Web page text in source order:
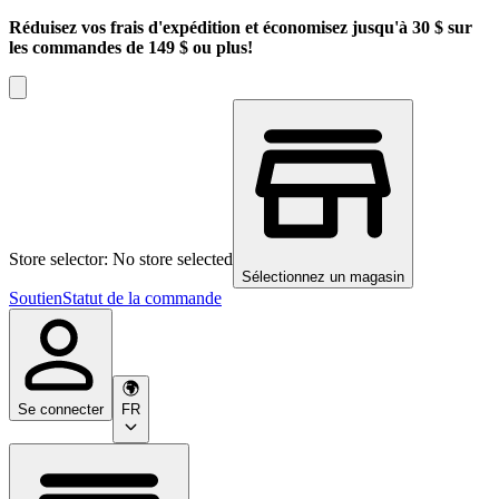
Réduisez vos frais d'expédition et économisez jusqu'à 30 $ sur
les commandes de 149 $ ou plus!
Store selector: No store selected
Sélectionnez un magasin
SoutienStatut de la commande
Se connecter FR